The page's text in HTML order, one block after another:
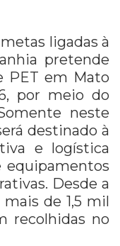
ligadas à
pretende
PET em Mato
por meio do
neste
destinado à
e logística
equipamentos
Desde a
de 1,5 mil
recolhidas no